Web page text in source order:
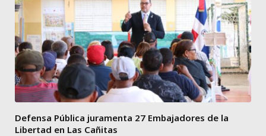
Defensa Pública juramenta 27 Embajadores de la
Libertad en Las Cañitas